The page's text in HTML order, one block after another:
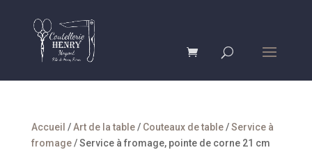
Accueil /Art de la table/ Couteaux de table/Service à
fromage/ Service à fromage, pointe de corne 21 cm